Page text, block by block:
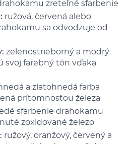
zreteľné sfarbenie
ružová, červená alebo
sa odvodzuje od
zelenostrieborný a modrý
svoj farebný tón vďaka
a zlatohnedá farba
prítomnosťou železa
sfarbenie drahokamu
zoxidované železo
ružový, oranžový, červený a